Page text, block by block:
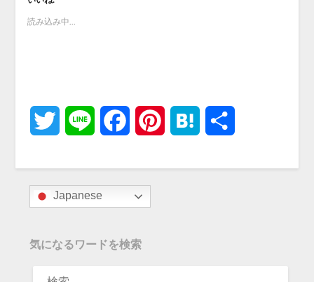
読み込み中...
Twitter Line FacebookPinterest Hatena
Japanese
気になるワードを検索